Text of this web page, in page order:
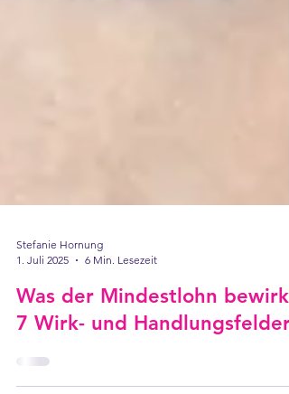
Stefanie Hornung
1. Juli 2025
6 Min. Lesezeit
Was der Mindestlohn